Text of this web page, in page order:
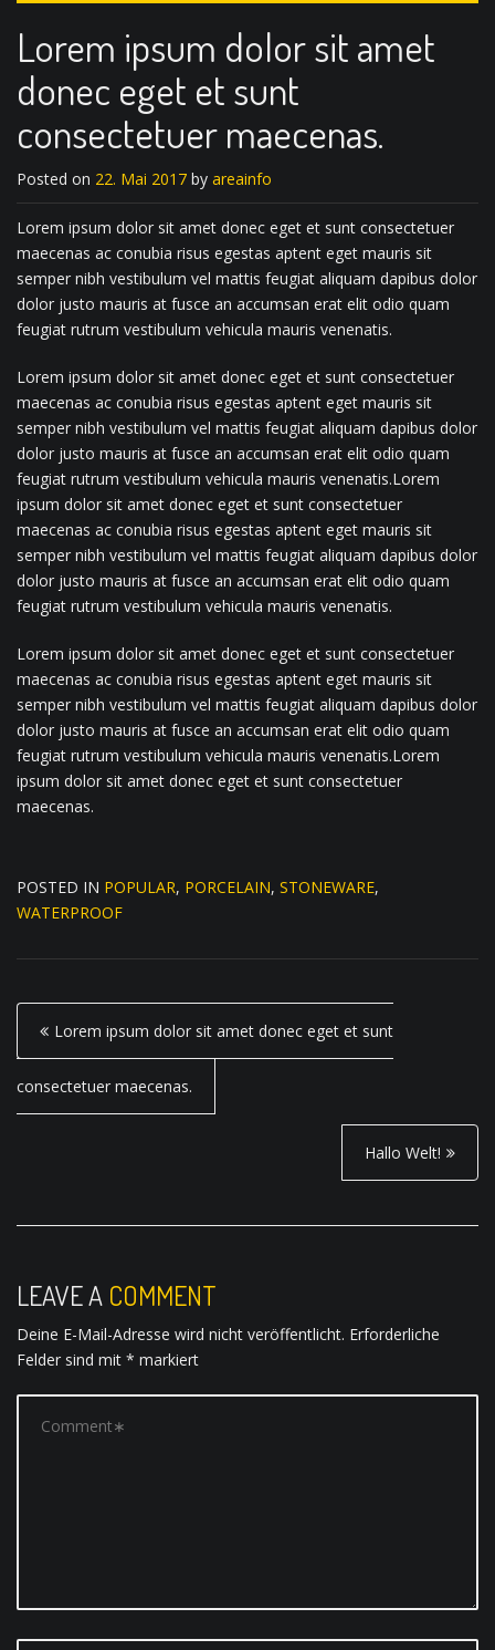
Lorem ipsum dolor sit amet
donec eget et sunt
consectetuer maecenas.
Posted on 22. Mai 2017 by areainfo
Lorem ipsum dolor sit amet donec eget et sunt consectetuer
maecenas ac conubia risus egestas aptent eget mauris sit
semper nibh vestibulum vel mattis feugiat aliquam dapibus dolor
dolor justo mauris at fusce an accumsan erat elit odio quam
feugiat rutrum vestibulum vehicula mauris venenatis.
Lorem ipsum dolor sit amet donec eget et sunt consectetuer
maecenas ac conubia risus egestas aptent eget mauris sit
semper nibh vestibulum vel mattis feugiat aliquam dapibus dolor
dolor justo mauris at fusce an accumsan erat elit odio quam
feugiat rutrum vestibulum vehicula mauris venenatis.Lorem
ipsum dolor sit amet donec eget et sunt consectetuer
maecenas ac conubia risus egestas aptent eget mauris sit
semper nibh vestibulum vel mattis feugiat aliquam dapibus dolor
dolor justo mauris at fusce an accumsan erat elit odio quam
feugiat rutrum vestibulum vehicula mauris venenatis.
Lorem ipsum dolor sit amet donec eget et sunt consectetuer
maecenas ac conubia risus egestas aptent eget mauris sit
semper nibh vestibulum vel mattis feugiat aliquam dapibus dolor
dolor justo mauris at fusce an accumsan erat elit odio quam
feugiat rutrum vestibulum vehicula mauris venenatis.Lorem
ipsum dolor sit amet donec eget et sunt consectetuer
maecenas.
POSTED IN POPULAR, PORCELAIN, STONEWARE,
WATERPROOF
P
o
s
v
i
g
a
t
Lorem ipsum dolor sit amet donec eget et sunt
consectetuer maecenas.
Hallo Welt!
LEAVE A COMMENT
Deine E-Mail-Adresse wird nicht veröffentlicht. Erforderliche
Felder sind mit * markiert